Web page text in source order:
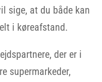
sige, at du både kan
i køreafstand.
der er i
supermarkeder,